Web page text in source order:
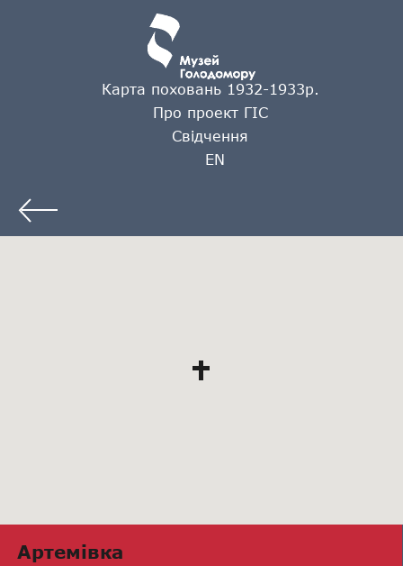
Карта поховань 1932-1933р.
Про проект ГІС
Свідчення
EN
Артемівка